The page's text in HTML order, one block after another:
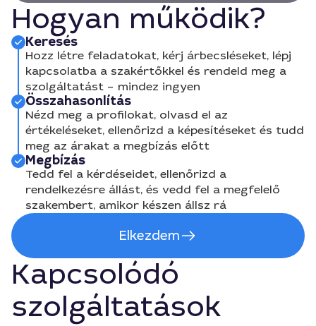
Hogyan működik?
Keresés
Hozz létre feladatokat, kérj árbecsléseket, lépj
kapcsolatba a szakértőkkel és rendeld meg a
szolgáltatást – mindez ingyen
Összahasonlítás
Nézd meg a profilokat, olvasd el az
értékeléseket, ellenőrizd a képesítéseket és tudd
meg az árakat a megbízás előtt
Megbízás
Tedd fel a kérdéseidet, ellenőrizd a
rendelkezésre állást, és vedd fel a megfelelő
szakembert, amikor készen állsz rá
Elkezdem
Kapcsolódó
szolgáltatások